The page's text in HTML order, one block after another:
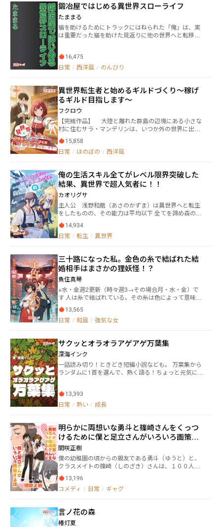
ふたたび医療現場に戻るべく「まなべ精神科クリニッ
ク」の門を叩く―― 精神科訪問看護、そしてカフェ＆バー
「Toute La Journée」を中心に繰り広げられるヒュー
マンドラマ。 表紙イラスト：ネモフィラさま
鍛冶屋ではじめる異世界スローライフ
たままる
猫を助けるためにトラックにはねられた「俺」は、実
は重要だった猫を助けた見返りに他の世界へと転移す
するけど、「俺」は果たして最後は静かにスローライ
フを満喫できるのか。 他サイト様でも連載中です。 書
16,475
日常 / 西洋風 / のんびり
異世界転生者と始めるギルドづくり～稼げ
るギルド目指します～
フクロウ
【完結作品】 大陸と離れた群島の辺境にある小さな
村に住むサラ・マンデリンは、いつか外の世界に出た
いと夢見つつ、実際には何も行動しないで働きもせず
に毎日をマイペースに過ごしていた。 自堕落に過ご
す日々は祖父によって支えられていたが、ある日祖父
すはずだった──が。 「え？ ギルド？ しかもラン
ク０って！？」 祖父の遺産のなかにあった底辺ギル
ドも相続してしまったサラは、一転して借金返済に追
われるカツカツな生活に。 「問題ありません。サラ
様。私とともにギルドを運営していきましょう」 祖
父がサラの助けにと託した異世界転生者であるチハ
ヤ・ナゲカワとともに、サラは底辺ギルドから稼げる
ギルドへランクアップを目指す。 「無理無理無理無理
無理～！！！！」 ○第１部 仲間探し～（１話～４４
る！ ラスト３３話～はバトルシーンもあります！ ○
第２部 コーヒー栽培で村おこし～（４５話～） ギ
ルド強化のためにも村おこし！ 異世界の飲み物コー
ヒー栽培目指します！ 異世界コーヒー栽培を楽しみ
たい方は５０話から読んでも楽しめます！（※「長い
な……」という方は、まずは、そこから読まれても
◎） コーヒーが香る異世界で、「仲間」と「居場
所」を築いていく、成長と絆のスローライフ！
15,858
日常 / ほのぼの / 西洋風
俺の生活スキル全てがレベル限界突破した
結果、異世界で超人気者に！！
カオリグサ
主人公 浅野和磨（あさのかずま）は異世界へと転生
をしたものの、その能力は平均以下 全てを諦め森の中
へと引きこもっていた 拾った猫のルカとともに森での
んびりと生活していた最中、突如騎士の少女が小屋へ
と飛び込んでくる オークに襲われていた彼女は命から
に向上し、傷も癒えていることに気づいた カズマには
何かあるとふんだ彼女 実はかつて冒険者時代に一切戦
闘スキルが芽生えなかった彼は、生活スキルの全てを
取得し、そのレベルを極限まで鍛え上げていた 理由は
不明だが、その生活スキルは限界を超えており、通常
では考えられないほどのバフを与える効果を得ていた
作った料理は高度な魔法薬に、育てた作物は古代に滅
びたような伝説級の食材に、鍛えた武器や武具は聖剣
や神剣のような効果を得る 彼を隠れ住む賢者と考えた
心に決めた 自身の力に全く気付かないカズマと、周囲
が織りなすほのぼの隠居ストーリー
14,934
日常 / 転生 / 異世界
三十路になった私。金色の糸で結ばれた結
婚相手はまさかの狸妖怪！？
魚住真琴
※水・金週2更新（時々週3→その場合月・水・金）で
す 人は糸で結ばれている。その糸は色によって意味が
違う。 代表的なものでいうと、黒は不運。白は幸運。
赤は好かれている人の数。 太さによって効果や思いの
重さが違うその糸が見えるのは、葛葉神社の巫女の
の糸。 色は金色（こんじき）。 金色の糸で結ばれたも
のは、必ず結婚することになる。 運命の糸は巫女であ
っても解いたり切ったり出来ないほど強い力を持つ。
しかし、輝かしいその色の糸に出会うことは、めった
にない。 30歳になっても、自分から伸びる糸が見える
なのだろうと割り切って巫女としての仕事に生涯を注
ぐことに決めていた。 そんなある日、空が真っ赤に染
まった夕暮れ時。 巫女である楠葉が葛葉神社の鳥居の
は黒い袴を纏った茶髪の男が居た。 しかしその正体
は、人間に化けた狸。しかも不死身で倒すことのでき
ない、悪戯好きの妖怪バカ狸。 あまりの驚きで妖怪と
認識する前に、見たことのない美男な容姿に見惚れて
しまった楠葉は幻惑をかけられて結婚させられること
に。 その結婚生活は勿論平和なわけがなくて……！？
これは、三十路になって男に対して耐性のない気の強
い巫女と、悪戯好きからかい好き迷惑行為大好き妖怪
の化け狸の夫婦による奇想天外の結婚生活物語。
13,565
日常 / 和風 / 強気な女
サクッとオラオラアゲアゲ万葉集
深海インク
一話読み切り！ときどき短編小説なども。 万葉集から
ランダムに1首を選んで、熱く語る！ちょっと元気にな
13,393
日常 / 熱い / 成長
明らかに両想いな勇斗と篠崎さんをくっつ
けるために僕と足立さんがいろいろ画策す
る話
間咲正樹
僕の幼稚園の頃からの親友である勇斗（ゆうと）と、
クラスメイトの篠崎（しのざき）さんは、１００人中
１００人が両想いだと断言するくらい、お互い想い合
っているのがバレバレな二人だ。 だが、大きな身体の
割には意外と慎重な勇斗は、一向に篠崎さんに告白す
は業を煮やした足立さんに、二人をくっつける手助け
をしてほしいと頼まれて……！？
13,196
コメディ / 日常 / ギャグ
言ノ花の森
椿灯夏